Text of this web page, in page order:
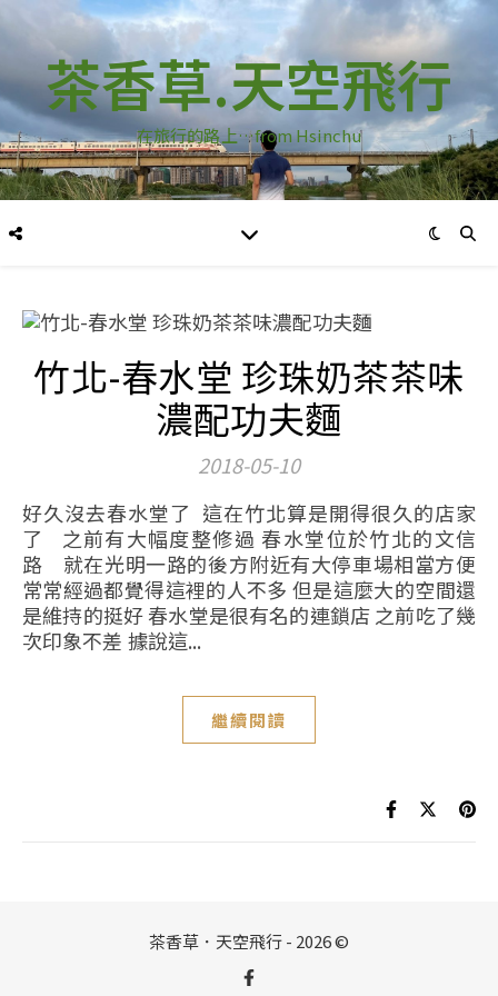
茶香草.天空飛行
在旅行的路上…from Hsinchu
竹北-春水堂 珍珠奶茶茶味
濃配功夫麵
2018-05-10
好久沒去春水堂了 這在竹北算是開得很久的店家
了 之前有大幅度整修過 春水堂位於竹北的文信
路 就在光明一路的後方附近有大停車場相當方便
常常經過都覺得這裡的人不多 但是這麼大的空間還
是維持的挺好 春水堂是很有名的連鎖店 之前吃了幾
次印象不差 據說這...
繼續閱讀
茶香草．天空飛行 - 2026 ©